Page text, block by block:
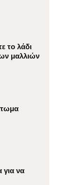
το λάδι
μαλλιών
για να